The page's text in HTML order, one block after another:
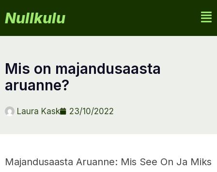
Nullkulu
mis on majandusaasta
aruanne?
Laura Kask 23/10/2022
Majandusaasta Aruanne: Mis See On Ja Miks